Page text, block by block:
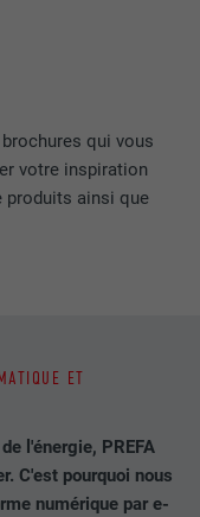
qui vous
votre inspiration
produits ainsi que
ET
l'énergie, PREFA
C'est pourquoi nous
numérique par e-